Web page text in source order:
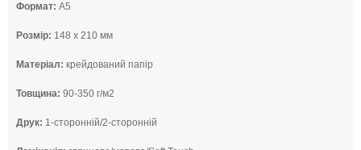
Формат: А5
Розмір: 148 x 210 мм
Матеріал: крейдований папір
Товщина: 90-350 г/м2
Друк: 1-сторонній/2-сторонній